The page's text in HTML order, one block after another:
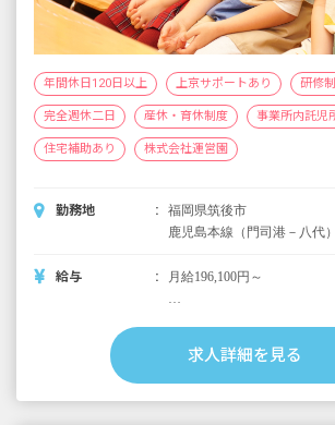
年間休日120日以上 上京サポートあり 研修
完全週休二日 産休・育休制度 事業所内託児
住宅補助あり 株式会社運営園
勤務地
福岡県筑後市
鹿児島本線（門司港－八代
給与
月給196,100円～
■早朝手当 （開園～8時）
■夜間手当 （18時～閉園）
求人詳細を見る